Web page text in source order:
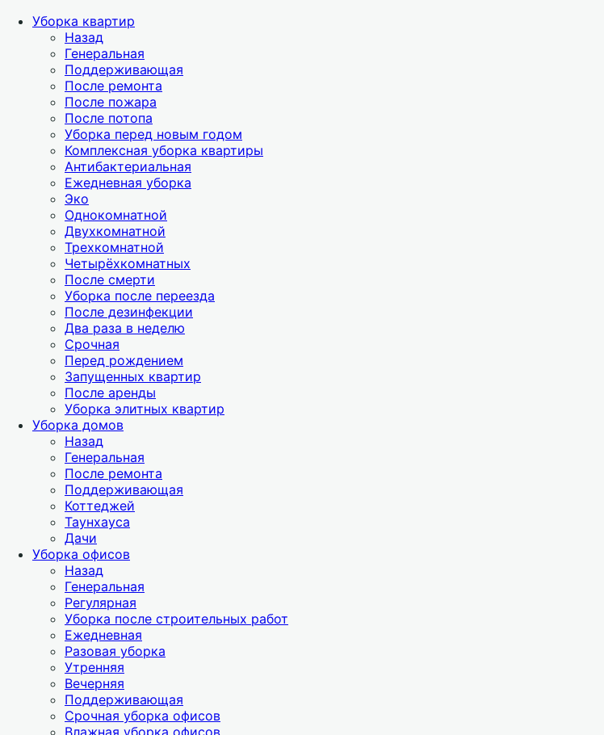
Уборка квартир
Назад
Генеральная
Поддерживающая
После ремонта
После пожара
После потопа
Уборка перед новым годом
Комплексная уборка квартиры
Антибактериальная
Ежедневная уборка
Эко
Однокомнатной
Двухкомнатной
Трехкомнатной
Четырёхкомнатных
После смерти
Уборка после переезда
После дезинфекции
Два раза в неделю
Срочная
Перед рождением
Запущенных квартир
После аренды
Уборка элитных квартир
Уборка домов
Назад
Генеральная
После ремонта
Поддерживающая
Коттеджей
Таунхауса
Дачи
Уборка офисов
Назад
Генеральная
Регулярная
Уборка после строительных работ
Ежедневная
Разовая уборка
Утренняя
Вечерняя
Поддерживающая
Срочная уборка офисов
Влажная уборка офисов